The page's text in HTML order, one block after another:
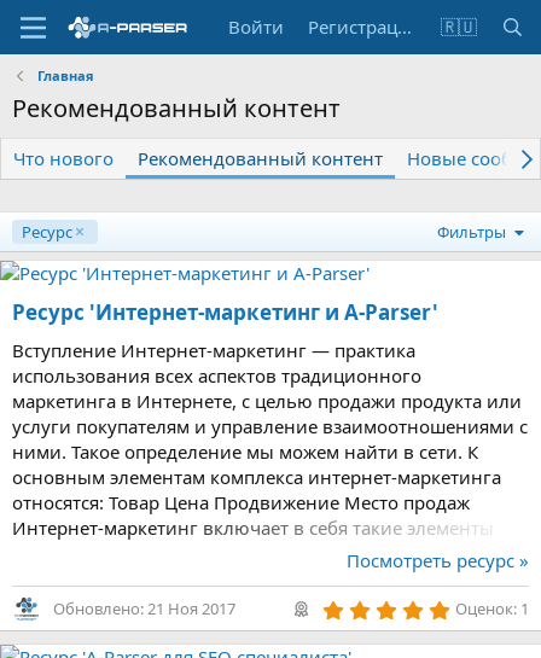
Войти Регистрация 🇷🇺
Главная
Рекомендованный контент
Что нового Рекомендованный контент Новые
Ресурс Фильтры
Ресурс 'Интернет-маркетинг и A-Parser'
Вступление Интернет-маркетинг — практика
использования всех аспектов традиционного
маркетинга в Интернете, с целью продажи продукта или
услуги покупателям и управление взаимоотношениями с
ними. Такое определение мы можем найти в сети. К
основным элементам комплекса интернет-маркетинга
относятся: Товар Цена Продвижение Место продаж
Интернет-маркетинг включает в себя такие элементы
системы как: медийная реклама контекстная реклама
поисковый маркетинг в целом и SEO в частности
продвижение...
Посмотреть ресурс »
Обновлено:21 Ноя 2017 5
,
0
Оценок: 1